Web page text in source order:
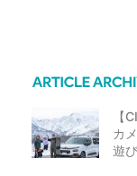
【
カ
遊